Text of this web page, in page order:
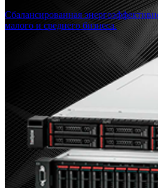
Сбалансированная
малого и среднего бизнеса.